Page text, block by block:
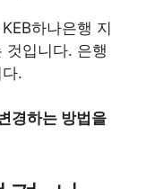
하나은행 지
것입니다. 은행
.
경하는 방법을